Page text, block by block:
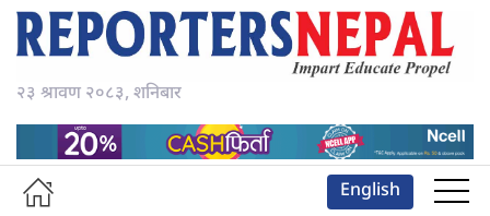
२३ श्रावण २०८३, शनिबार
English